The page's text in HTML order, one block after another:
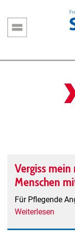
zum
Inhalt
Vergiss
Menschen
Für Pflegende
Weiterlesen